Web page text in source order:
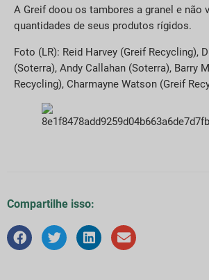
A Greif doou os tambores a granel e não
quantidades de seus produtos rígidos.
Foto (LR): Reid Harvey (Greif Recycling),
(Soterra), Andy Callahan (Soterra), Barry
Recycling), Charmayne Watson (Greif
Compartilhe isso: